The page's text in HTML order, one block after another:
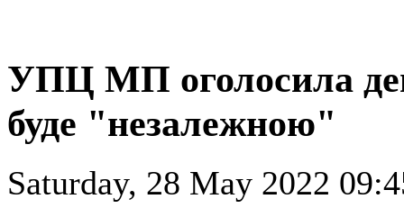
УПЦ МП оголосила
буде "незалежною"
Saturday, 28 May 2022